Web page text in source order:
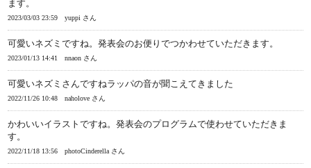
ます。
2023/03/03 23:59 yuppi さん
可愛いネズミですね。発表会のお便りでつかわせていただきます。
2023/01/13 14:41 nnaon さん
可愛いネズミさんですねラッパの音が聞こえてきました
2022/11/26 10:48 naholove さん
かわいいイラストですね。発表会のプログラムで使わせていただきま
す。
2022/11/18 13:56 photoCinderella さん